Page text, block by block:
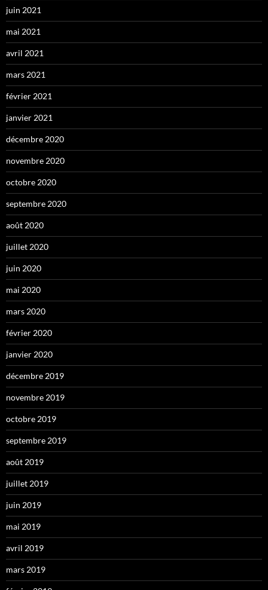
juin 2021
mai 2021
avril 2021
mars 2021
février 2021
janvier 2021
décembre 2020
novembre 2020
octobre 2020
septembre 2020
août 2020
juillet 2020
juin 2020
mai 2020
mars 2020
février 2020
janvier 2020
décembre 2019
novembre 2019
octobre 2019
septembre 2019
août 2019
juillet 2019
juin 2019
mai 2019
avril 2019
mars 2019